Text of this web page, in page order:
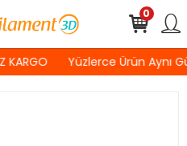
KARGO Yüzlerce Ürün Aynı
0